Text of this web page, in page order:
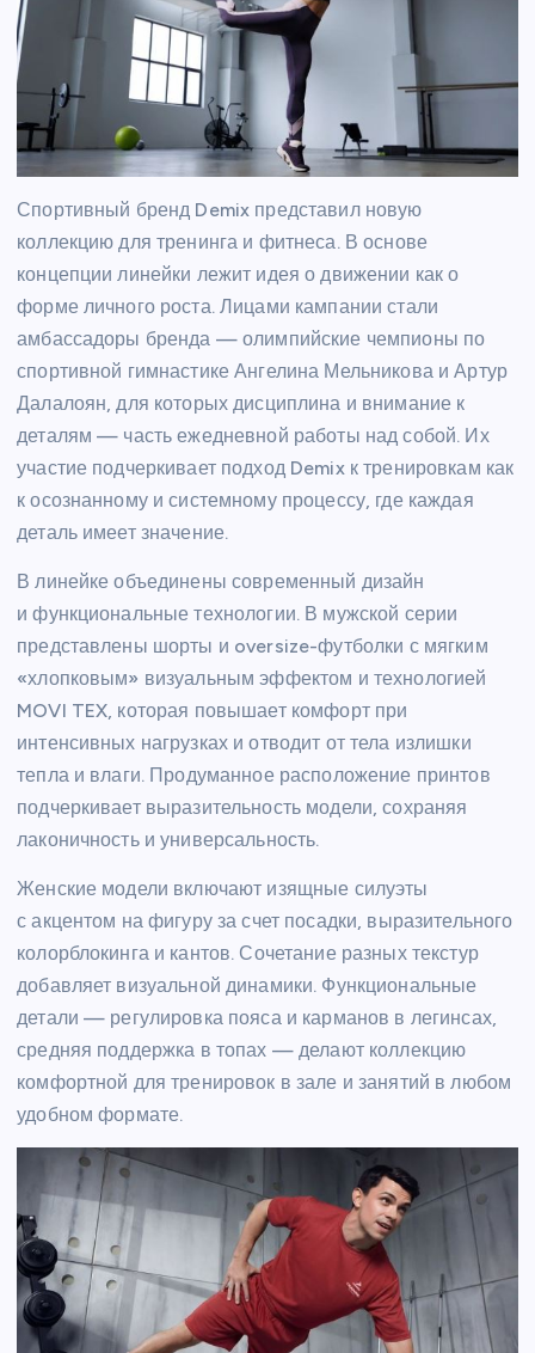
Спортивный бренд Demix представил новую
коллекцию для тренинга и фитнеса. В основе
концепции линейки лежит идея о движении как о
форме личного роста. Лицами кампании стали
амбассадоры бренда — олимпийские чемпионы по
спортивной гимнастике Ангелина Мельникова и Артур
Далалоян, для которых дисциплина и внимание к
деталям — часть ежедневной работы над собой. Их
участие подчеркивает подход Demix к тренировкам как
к осознанному и системному процессу, где каждая
деталь имеет значение.
В линейке объединены современный дизайн
и функциональные технологии. В мужской серии
представлены шорты и oversize-футболки с мягким
«хлопковым» визуальным эффектом и технологией
MOVI TEX, которая повышает комфорт при
интенсивных нагрузках и отводит от тела излишки
тепла и влаги. Продуманное расположение принтов
подчеркивает выразительность модели, сохраняя
лаконичность и универсальность.
Женские модели включают изящные силуэты
с акцентом на фигуру за счет посадки, выразительного
колорблокинга и кантов. Сочетание разных текстур
добавляет визуальной динамики. Функциональные
детали — регулировка пояса и карманов в легинсах,
средняя поддержка в топах — делают коллекцию
комфортной для тренировок в зале и занятий в любом
удобном формате.